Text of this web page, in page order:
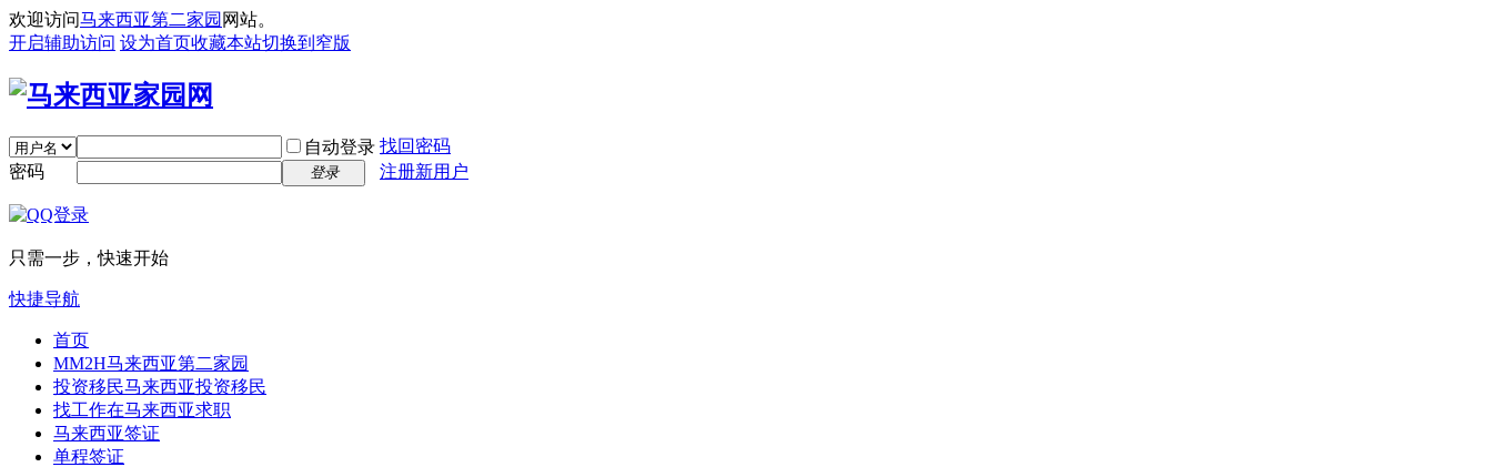
欢迎访问马来西亚第二家园 网站。
开启辅助访问 设为首页收藏本站切换到窄版
自动登录 找回密码
密码
登录 注册新用户
只需一步，快速开始
快捷导航
首页
MM2H马来西亚第二家园
投资移民马来西亚投资移民
找工作在马来西亚求职
马来西亚签证
单程签证